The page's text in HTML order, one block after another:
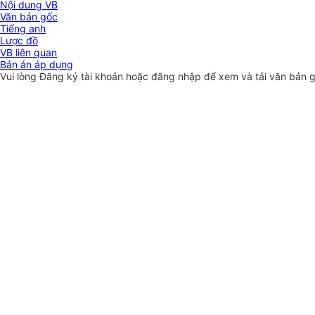
Nội dung VB
Văn bản gốc
Tiếng anh
Lược đồ
VB liên quan
Bản án áp dụng
Vui lòngĐăng ký tài khoản hoặc đăng nhập để xem và tải văn bản